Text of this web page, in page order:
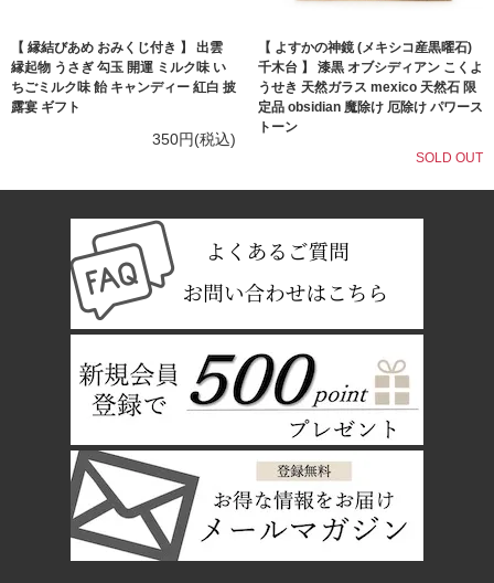
【 縁結びあめ おみくじ付き 】 出雲
縁起物 うさぎ 勾玉 開運 ミルク味 い
ちごミルク味 飴 キャンディー 紅白 披
露宴 ギフト
350円(税込)
【 よすかの神鏡 (メキシコ産黒曜石)
千木台 】 漆黒 オブシディアン こくよ
うせき 天然ガラス mexico 天然石 限
定品 obsidian 魔除け 厄除け パワース
トーン
SOLD OUT